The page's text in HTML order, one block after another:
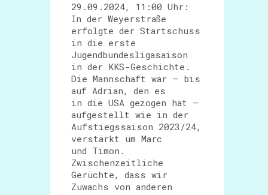
29.09.2024, 11:00 Uhr:
In der Weyerstraße
erfolgte der Startschuss
in die erste
Jugendbundesligasaison
in der KKS-Geschichte.
Die Mannschaft war – bis
auf Adrian, den es
in die USA gezogen hat –
aufgestellt wie in der
Aufstiegssaison 2023/24,
verstärkt um Marc
und Timon.
Zwischenzeitliche
Gerüchte, dass wir
Zuwachs von anderen